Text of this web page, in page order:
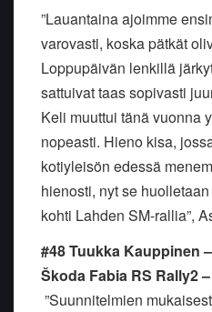
”Lauantaina ajoimme
varovasti, koska pätkät
Loppupäivän lenkillä
sattuivat taas sopivasti
Keli muuttui tänä vuonna
nopeasti. Hieno kisa,
kotiyleisön edessä
hienosti, nyt se
kohti Lahden SM-rallia”,
#48 Tuukka Kauppinen
Škoda Fabia RS Rally2
”Suunnitelmien